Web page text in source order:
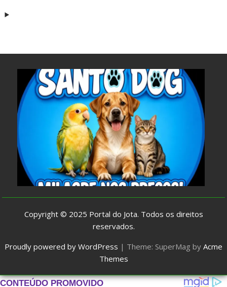
Copyright © 2025 Portal do Jota. Todos os direitos
reservados.
Proudly powered by WordPress | Theme: SuperMag by Acme
Themes